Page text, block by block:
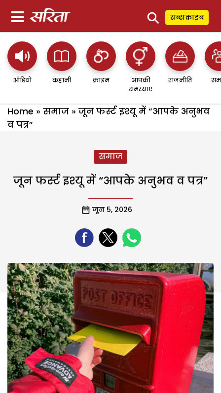
⚲ सब्सक्राइब
ऑडियो कहानी क्राइम
आपकी
समस्याएं
राजनीति
Home » समाज » जून फर्स्ट इश्यू में “आपके अनुभव
व पत्र”
समाज
जून फर्स्ट इश्यू में “आपके अनुभव व पत्र”
जून 5, 2026